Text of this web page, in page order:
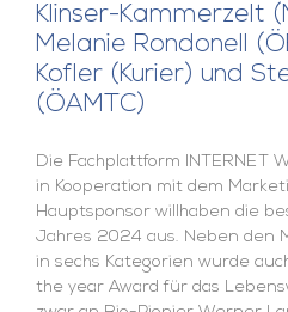
Klinser-Kammerzelt
Melanie Rondonell
Kofler (Kurier) und
(ÖAMTC)
Die Fachplattform INTERNET
in Kooperation mit dem
Hauptsponsor willhaben die
Jahres 2024 aus. Neben den
in sechs Kategorien wurde
the year Award für das